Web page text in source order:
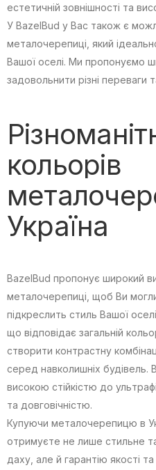
естетичній зовнішності та
У BazelBud у Вас також є
металочерепиці, який
Вашої оселі. Ми пропонуємо
задовольнити різні переваги
кольорів
Україна
BazelBud пропонує широкий
металочерепиці, щоб Ви
підкреслить стиль Вашої
що відповідає загальній
створити контрастну
серед навколишніх будівель.
високою стійкістю до
та довговічністю.
Купуючи металочерепицю в
отримуєте не лише стильне
даху, але й гарантію якості